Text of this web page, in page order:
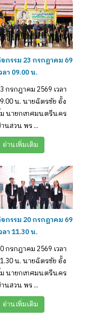
กรรม 23 กรกฎาคม 69
ลา 09.00 น.
กรกฎาคม 2569 เวลา
น. นายฉัตรชัย อั้ง
นายกเทศมนตรีนคร
นสวน พร ...
อ่านเพิ่มเติม
กรรม 20 กรกฎาคม 69
ลา 11.30 น.
กรกฎาคม 2569 เวลา
น. นายฉัตรชัย อั้ง
นายกเทศมนตรีนคร
นสวน พร ...
อ่านเพิ่มเติม